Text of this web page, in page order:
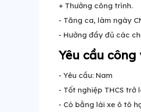
+ Thưởng công trình.
- Tăng ca, làm ngày
- Hưởng đầy đủ các
Yêu cầu công
- Yêu cầu: Nam
- Tốt nghiệp THCS trở
- Có bằng lái xe ô tô